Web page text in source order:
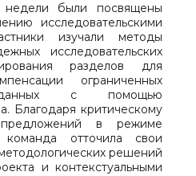
были посвящены
исследовательскими
изучали методы
исследовательских
разделов для
ограниченных
данных с помощью
Благодаря критическому
в режиме
отточила свои
решений
и контекстуальными